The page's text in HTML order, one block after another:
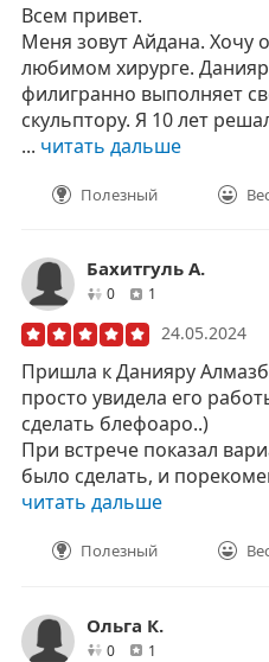
Всем привет.
Меня зовут Айдана. Хочу
любимом хирурге.
филигранно выполняет
скульптору. Я 10 лет
... читать дальше
Полезный
Бахитгуль А.
0друзей1
24.05.2024
Пришла к Данияру
просто увидела его
сделать блефоаро..)
При встрече показал
было сделать, и
читать дальше
Полезный
Ольга К.
0друзей1